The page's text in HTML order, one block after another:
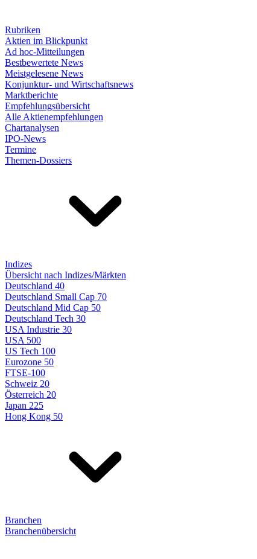
Rubriken
Aktien im Blickpunkt
Ad hoc-Mitteilungen
Bestbewertete News
Meistgelesene News
Konjunktur- und Wirtschaftsnews
Marktberichte
Empfehlungsübersicht
Alle Aktienempfehlungen
Chartanalysen
IPO-News
Termine
Themen-Dossiers
Indizes
Übersicht nach Indizes/Märkten
Deutschland 40
Deutschland Small Cap 70
Deutschland Mid Cap 50
Deutschland Tech 30
USA Industrie 30
USA 500
US Tech 100
Eurozone 50
FTSE-100
Schweiz 20
Österreich 20
Japan 225
Hong Kong 50
Branchen
Branchenübersicht